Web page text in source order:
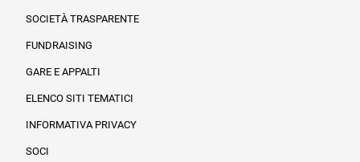
SOCIETÀ TRASPARENTE
FUNDRAISING
GARE E APPALTI
ELENCO SITI TEMATICI
INFORMATIVA PRIVACY
SOCI